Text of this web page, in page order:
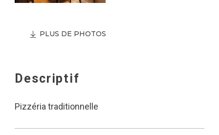
PLUS DE PHOTOS
Descriptif
Pizzéria traditionnelle